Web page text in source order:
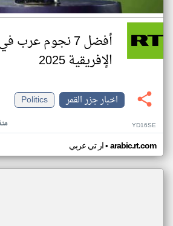
أفضل 7 نجوم
الإفريقية 2025
اخبار جزر القمر
Politics
منذ YD16SE
ار تي عربي• arabic.rt.com